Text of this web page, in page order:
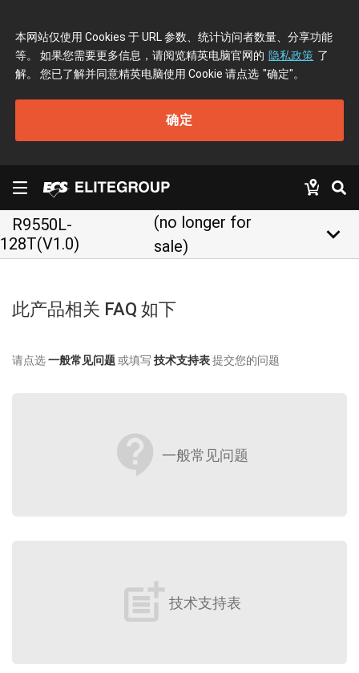
本网站仅使用 Cookies 于 URL 参数、统计访问者数量、分享功能
等。 如果您需要更多信息，请阅览精英电脑官网的 隐私政策 了
解。 您已了解并同意精英电脑使用 Cookie 请点选 "确定"。
确定
R9550L-
128T(V1.0)
(no longer for
sale)
keyboard_arrow_down
此产品相关 FAQ 如下
请点选一般常见问题或填写 技术支持表提交您的问题
contact_support 一般常见问题
post_add 技术支持表